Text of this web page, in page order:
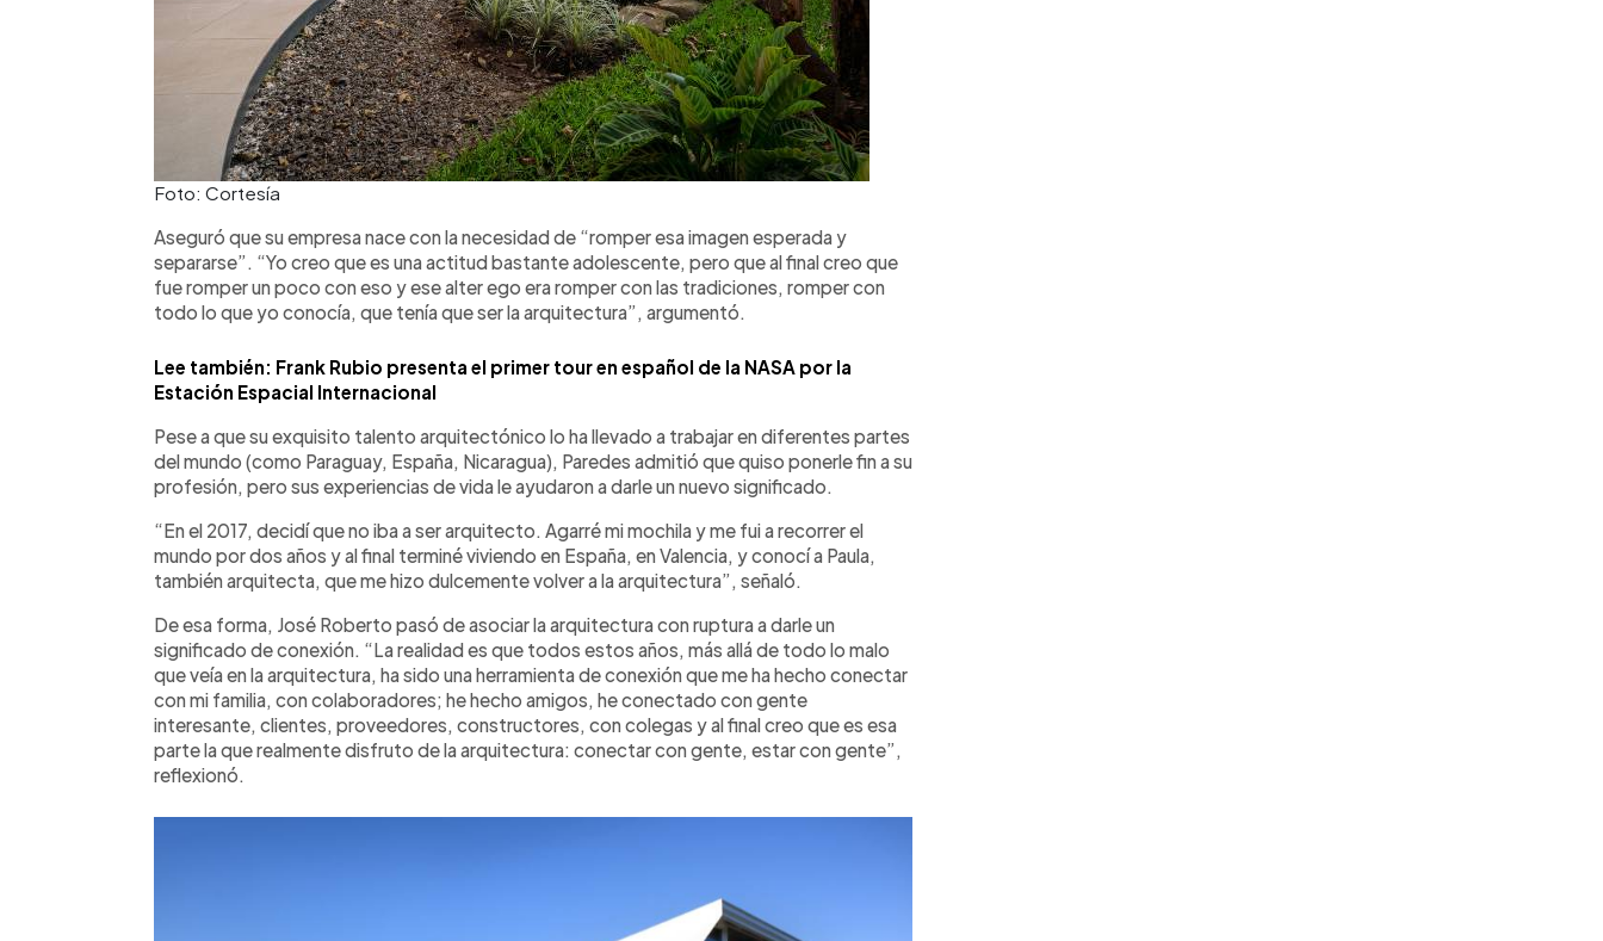
Foto: Cortesía
Aseguró que su empresa nace con la necesidad de “romper esa imagen esperada y
separarse”. “Yo creo que es una actitud bastante adolescente, pero que al final creo que
fue romper un poco con eso y ese alter ego era romper con las tradiciones, romper con
todo lo que yo conocía, que tenía que ser la arquitectura”, argumentó.
Lee también: Frank Rubio presenta el primer tour en español de la NASA por la
Estación Espacial Internacional
Pese a que su exquisito talento arquitectónico lo ha llevado a trabajar en diferentes partes
del mundo (como Paraguay, España, Nicaragua), Paredes admitió que quiso ponerle fin a su
profesión, pero sus experiencias de vida le ayudaron a darle un nuevo significado.
“En el 2017, decidí que no iba a ser arquitecto. Agarré mi mochila y me fui a recorrer el
mundo por dos años y al final terminé viviendo en España, en Valencia, y conocí a Paula,
también arquitecta, que me hizo dulcemente volver a la arquitectura”, señaló.
De esa forma, José Roberto pasó de asociar la arquitectura con ruptura a darle un
significado de conexión. “La realidad es que todos estos años, más allá de todo lo malo
que veía en la arquitectura, ha sido una herramienta de conexión que me ha hecho conectar
con mi familia, con colaboradores; he hecho amigos, he conectado con gente
interesante, clientes, proveedores, constructores, con colegas y al final creo que es esa
parte la que realmente disfruto de la arquitectura: conectar con gente, estar con gente”,
reflexionó.